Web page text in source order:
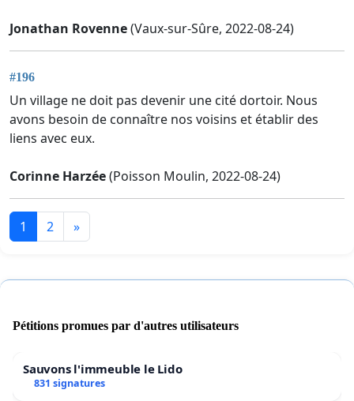
Jonathan Rovenne(Vaux-sur-Sûre, 2022-08-24)
#196
Un village ne doit pas devenir une cité dortoir. Nous
avons besoin de connaître nos voisins et établir des
liens avec eux.
Corinne Harzée(Poisson Moulin, 2022-08-24)
1 2 »
Pétitions promues par d'autres utilisateurs
Sauvons l'immeuble le Lido
831 signatures